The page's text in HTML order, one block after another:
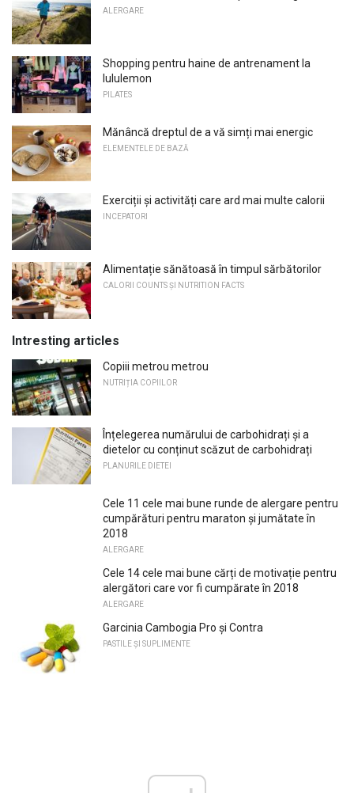
ALERGARE
Shopping pentru haine de antrenament la
lululemon
PILATES
Mănâncă dreptul de a vă simți mai energic
ELEMENTELE DE BAZĂ
Exerciții și activități care ard mai multe calorii
INCEPATORI
Alimentație sănătoasă în timpul sărbătorilor
CALORII COUNTS ȘI NUTRITION FACTS
Intresting articles
Copiii metrou metrou
NUTRIȚIA COPIILOR
Înțelegerea numărului de carbohidrați și a
dietelor cu conținut scăzut de carbohidrați
PLANURILE DIETEI
Cele 11 cele mai bune runde de alergare pentru
cumpărături pentru maraton și jumătate în
2018
ALERGARE
Cele 14 cele mai bune cărți de motivație pentru
alergători care vor fi cumpărate în 2018
ALERGARE
Garcinia Cambogia Pro și Contra
PASTILE ȘI SUPLIMENTE